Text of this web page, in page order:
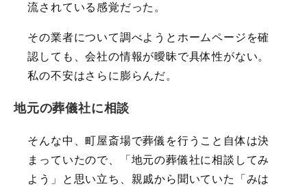
流されている感覚だった。
その業者について調べようとホームページを確
認しても、会社の情報が曖昧で具体性がない。
私の不安はさらに膨らんだ。
地元の葬儀社に相談
そんな中、町屋斎場で葬儀を行うこと自体は決
まっていたので、「地元の葬儀社に相談してみ
よう」と思い立ち、親戚から聞いていた「みは